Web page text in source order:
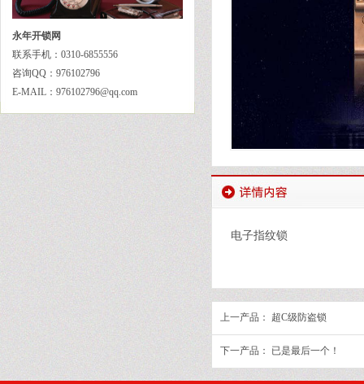
永年开锁网
联系手机：0310-6855556
咨询QQ：976102796
E-MAIL：976102796@qq.com
电子指纹锁
上一产品： 超C级防盗锁
下一产品： 已是最后一个！